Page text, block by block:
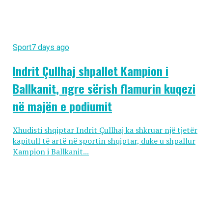
Sport7 days ago
Indrit Çullhaj shpallet Kampion i
Ballkanit, ngre sërish flamurin kuqezi
në majën e podiumit
Xhudisti shqiptar Indrit Çullhaj ka shkruar një tjetër
kapitull të artë në sportin shqiptar, duke u shpallur
Kampion i Ballkanit...